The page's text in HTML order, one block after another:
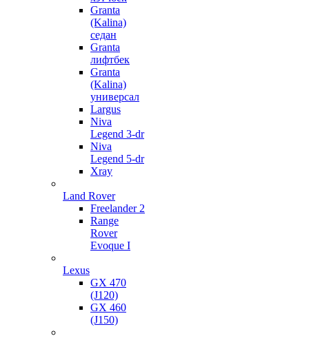
Granta
(Kalina)
седан
Granta
лифтбек
Granta
(Kalina)
универсал
Largus
Niva
Legend 3-dr
Niva
Legend 5-dr
Xray
Land Rover
Freelander 2
Range
Rover
Evoque I
Lexus
GX 470
(J120)
GX 460
(J150)